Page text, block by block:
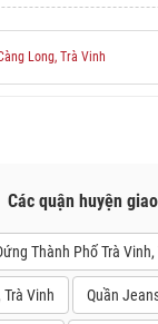
Long, Trà Vinh
Các quận huyện
Thành Phố Trà Vinh,
Vinh Quần